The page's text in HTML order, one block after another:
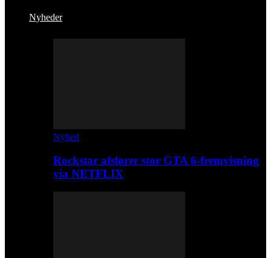
Nyheder
Nyhed
Rockstar afslører stor GTA 6-fremvisning
via NETFLIX